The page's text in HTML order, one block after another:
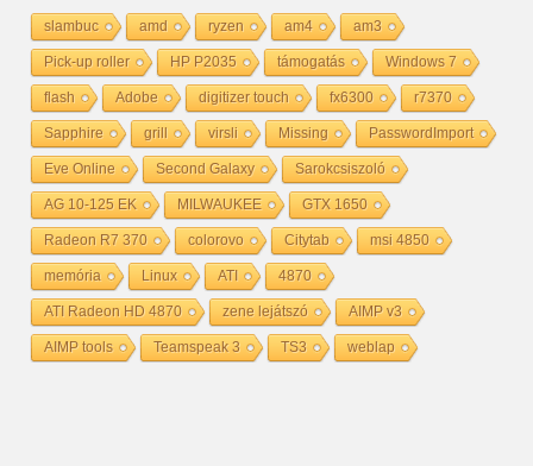
slambuc amd ryzen am4 am3
Pick-up roller HP P2035 támogatás Windows 7
flash Adobe digitizer touch fx6300 r7370
Sapphire grill virsli Missing PasswordImport
Eve Online Second Galaxy Sarokcsiszoló
AG 10-125 EK MILWAUKEE GTX 1650
Radeon R7 370 colorovo Citytab msi 4850
memória Linux ATI 4870
ATI Radeon HD 4870 zene lejátszó AIMP v3
AIMP tools Teamspeak 3 TS3 weblap